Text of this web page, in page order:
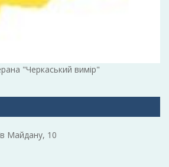
"Черкаський вимір"
Майдану, 10